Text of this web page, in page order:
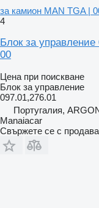
за камион MAN TGA |
4
Блок за
00
Цена при поискване
Блок за управление
097.01,276.01
Португалия,
Manaiacar
Свържете се с